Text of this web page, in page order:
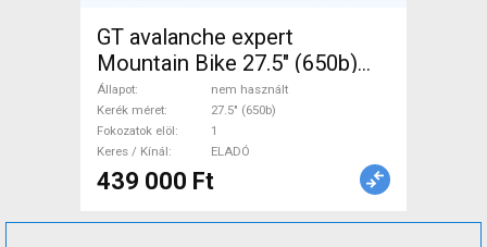
GT avalanche expert
Mountain Bike 27.5" (650b)
elöl teleszkópos nem
használt ELADÓ
Állapot
nem használt
Kerék méret
27.5" (650b)
Fokozatok elöl
1
Keres / Kínál
ELADÓ
439 000 Ft